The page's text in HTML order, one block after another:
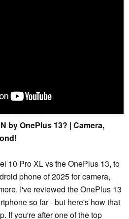
by OnePlus 13? | Camera,
10 Pro XL vs the OnePlus 13, to
phone of 2025 for camera,
I've reviewed the OnePlus 13
so far - but here's how that
If you're after one of the top